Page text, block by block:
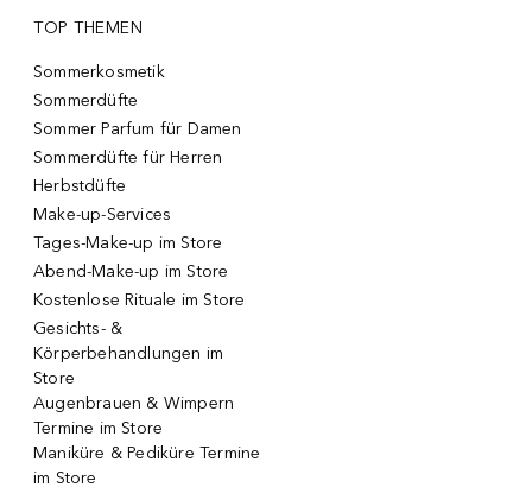
TOP THEMEN
Sommerkosmetik
Sommerdüfte
Sommer Parfum für Damen
Sommerdüfte für Herren
Herbstdüfte
Make-up-Services
Tages-Make-up im Store
Abend-Make-up im Store
Kostenlose Rituale im Store
Gesichts- &
Körperbehandlungen im
Store
Augenbrauen & Wimpern
Termine im Store
Maniküre & Pediküre Termine
im Store